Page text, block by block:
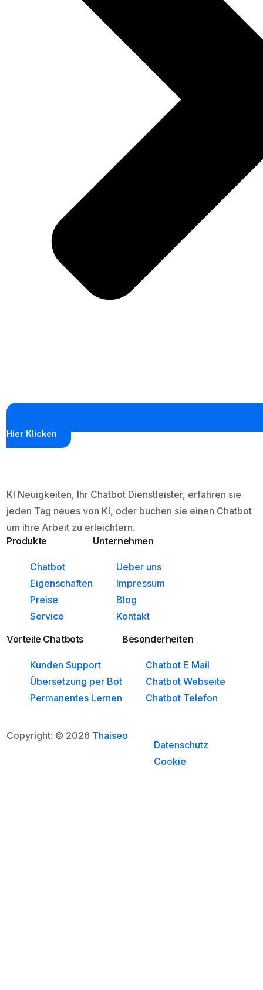
Hier Klicken
KI Neuigkeiten, Ihr Chatbot Dienstleister, erfahren sie
jeden Tag neues von KI, oder buchen sie einen Chatbot
um ihre Arbeit zu erleichtern.
Produkte
Chatbot
Eigenschaften
Preise
Service
Unternehmen
Ueber uns
Impressum
Blog
Kontakt
Vorteile Chatbots
Kunden Support
Übersetzung per Bot
Permanentes Lernen
Besonderheiten
Chatbot E Mail
Chatbot Webseite
Chatbot Telefon
Copyright: © 2026 Thaiseo
Datenschutz
Cookie